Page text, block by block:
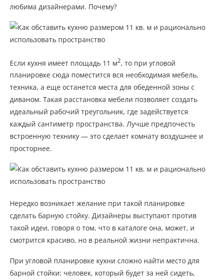
любима дизайнерами. Почему?
Если кухня имеет площадь 11 м2, то при угловой
планировке сюда поместится вся необходимая мебель,
техника, а еще останется места для обеденной зоны с
диваном. Такая расстановка мебели позволяет создать
идеальный рабочий треугольник, где задействуется
каждый сантиметр пространства. Лучше предпочесть
встроенную технику — это сделает комнату воздушнее и
просторнее.
Нередко возникает желание при такой планировке
сделать барную стойку. Дизайнеры выступают против
такой идеи, говоря о том, что в каталоге она, может, и
смотрится красиво, но в реальной жизни непрактична.
При угловой планировке кухни сложно найти место для
барной стойки: человек, который будет за ней сидеть,